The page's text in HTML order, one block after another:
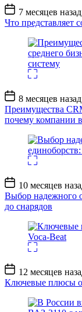
Дата
записи
7 месяцев назад
Что представляет
Дата
записи
8 месяцев назад
Преимущества
почему компании
Дата
записи
10 месяцев
Выбор надежного
до снарядов
Дата
записи
12 месяцев
Ключевые плюсы